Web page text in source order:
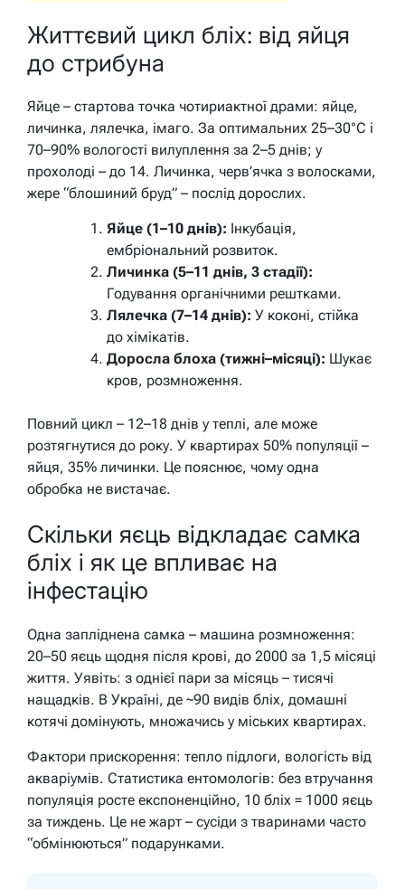
Життєвий цикл бліх: від яйця
до стрибуна
Яйце – стартова точка чотириактної драми: яйце,
личинка, лялечка, імаго. За оптимальних 25–30°C і
70–90% вологості вилуплення за 2–5 днів; у
прохолоді – до 14. Личинка, черв’ячка з волосками,
жере “блошиний бруд” – послід дорослих.
Яйце (1–10 днів): Інкубація,
ембріональний розвиток.
Личинка (5–11 днів, 3 стадії):
Годування органічними рештками.
Лялечка (7–14 днів): У коконі, стійка
до хімікатів.
Доросла блоха (тижні–місяці): Шукає
кров, розмноження.
Повний цикл – 12–18 днів у теплі, але може
розтягнутися до року. У квартирах 50% популяції –
яйця, 35% личинки. Це пояснює, чому одна
обробка не вистачає.
Скільки яєць відкладає самка
бліх і як це впливає на
інфестацію
Одна запліднена самка – машина розмноження:
20–50 яєць щодня після крові, до 2000 за 1,5 місяці
життя. Уявіть: з однієї пари за місяць – тисячі
нащадків. В Україні, де ~90 видів бліх, домашні
котячі домінують, множачись у міських квартирах.
Фактори прискорення: тепло підлоги, вологість від
акваріумів. Статистика ентомологів: без втручання
популяція росте експоненційно, 10 бліх = 1000 яєць
за тиждень. Це не жарт – сусіди з тваринами часто
“обмінюються” подарунками.